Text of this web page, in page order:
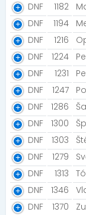
DNF
1182
DNF
1194
DNF
1216
DNF
1224
DNF
1231
DNF
1247
DNF
1286
DNF
1300
DNF
1303
DNF
1279
DNF
1313
DNF
1346
DNF
1370